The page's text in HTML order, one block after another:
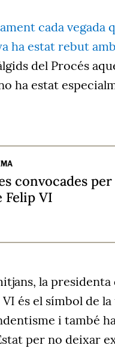
cada vegada
ha estat rebut
del Procés
ha estat
convocades
Felip VI
la presidenta
és el símbol de
i també
per no deixar